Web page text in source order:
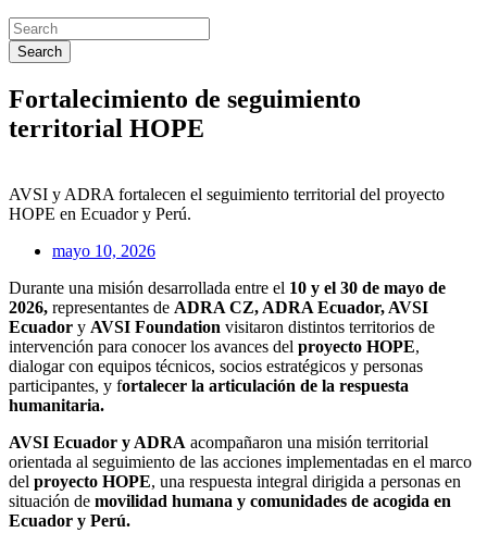
Search
Fortalecimiento de seguimiento
territorial HOPE
AVSI y ADRA fortalecen el seguimiento territorial del proyecto
HOPE en Ecuador y Perú.
mayo 10, 2026
Durante una misión desarrollada entre el 10 y el 30 de mayo de
2026, representantes de ADRA CZ, ADRA Ecuador, AVSI
Ecuador y AVSI Foundation visitaron distintos territorios de
intervención para conocer los avances del proyecto HOPE,
dialogar con equipos técnicos, socios estratégicos y personas
participantes, y fortalecer la articulación de la respuesta
humanitaria.
AVSI Ecuador y ADRA acompañaron una misión territorial
orientada al seguimiento de las acciones implementadas en el marco
del proyecto HOPE, una respuesta integral dirigida a personas en
situación de movilidad humana y comunidades de acogida en
Ecuador y Perú.